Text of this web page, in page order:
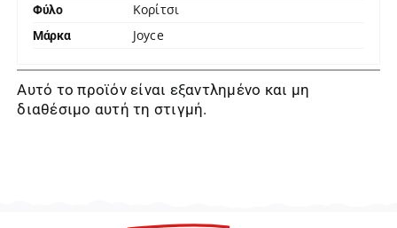
Φύλο Κορίτσι
Μάρκα Joyce
Αυτό το προϊόν είναι εξαντλημένο και μη
διαθέσιμο αυτή τη στιγμή.